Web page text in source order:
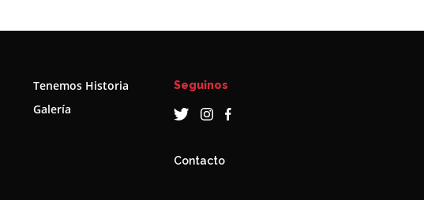
Tenemos Historia
Galería
Seguinos
Contacto